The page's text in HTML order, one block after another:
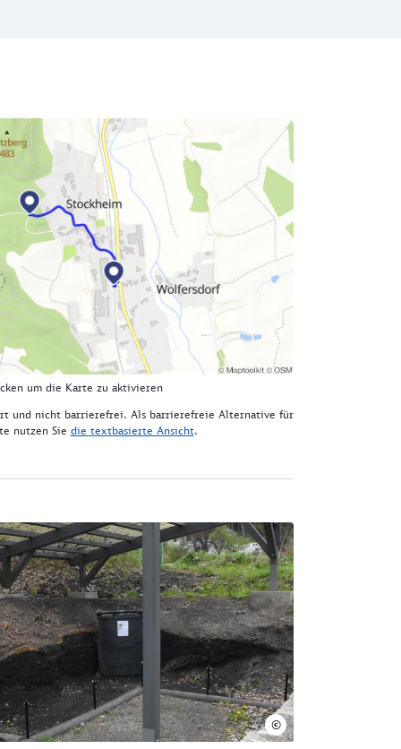
um die Karte zu aktivieren
und nicht barrierefrei. Als barrierefreie Alternative für
nutzen Sie die textbasierte Ansicht.
©